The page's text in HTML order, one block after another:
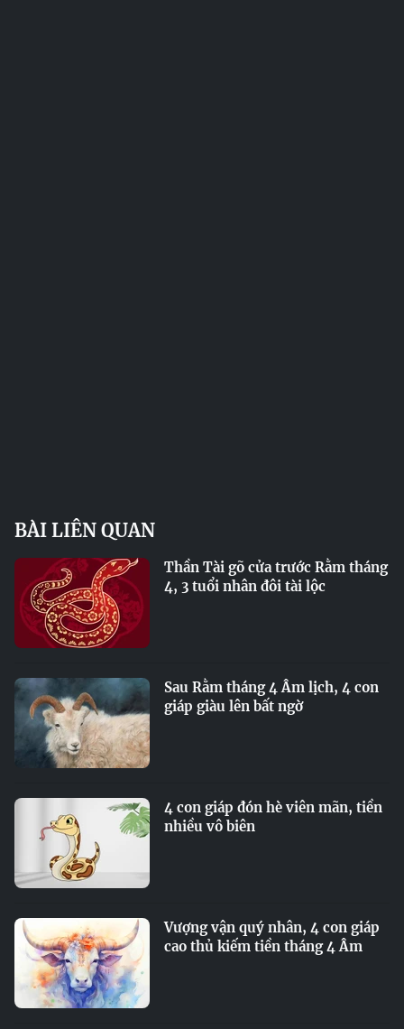
BÀI LIÊN QUAN
Thần Tài gõ cửa trước Rằm tháng
4, 3 tuổi nhân đôi tài lộc
Sau Rằm tháng 4 Âm lịch, 4 con
giáp giàu lên bất ngờ
4 con giáp đón hè viên mãn, tiền
nhiều vô biên
Vượng vận quý nhân, 4 con giáp
cao thủ kiếm tiền tháng 4 Âm